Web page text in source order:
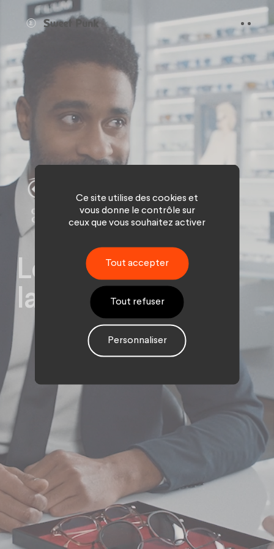
Le spot qui te
laisse choisir
Panneau de gestion des cookies
Ce site utilise des cookies et
vous donne le contrôle sur
ceux que vous souhaitez activer
Tout accepter
Tout refuser
Personnaliser